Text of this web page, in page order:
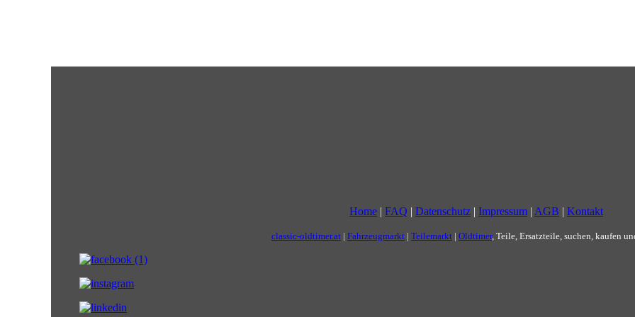
Home | FAQ | Datenschutz | Impressum | AGB | Kontakt
classic-oldtimer.at | Fahrzeugmarkt | Teilemarkt | Oldtimer, Teile, Ersatzteile, suchen, kaufen